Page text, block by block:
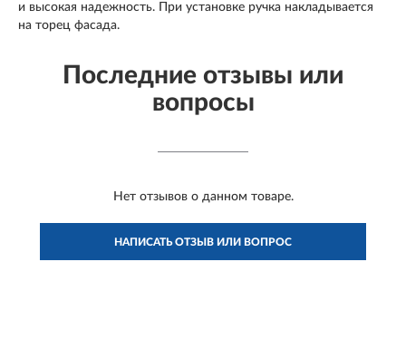
и высокая надежность. При установке ручка накладывается
на торец фасада.
Последние отзывы или
вопросы
Нет отзывов о данном товаре.
НАПИСАТЬ ОТЗЫВ ИЛИ ВОПРОС